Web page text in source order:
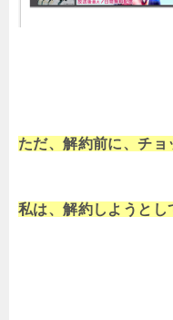
ただ、解約前に、チョ
私は、解約しようとし